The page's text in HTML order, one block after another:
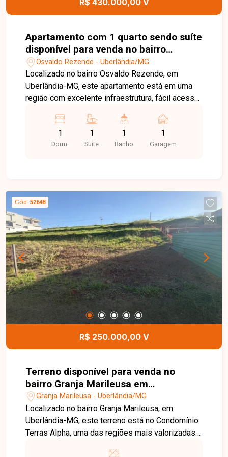
visita e venha conhecer todos os detalhes deste
R$ 430.000,00 V
Apartamento com 1 quarto sendo suíte
disponível para venda no bairro
Osvaldo Rezende em Uberlândia-MG
Osvaldo Rezende - Uberlândia/MG
Localizado no bairro Osvaldo Rezende, em
Uberlândia-MG, este apartamento está em uma
região com excelente infraestrutura, fácil acesso
supermercados, farmácias, escolas, restaurantes
e diversos comércios e serviços, proporcionando
praticidade e qualidade de vida. O imóvel conta
ar-condicionado Split e 01 vaga de garagem. O
projeto apresenta ambientes modernos,
funcionais e bem distribuídos, oferecendo
conforto e excelente aproveitamento dos
espaços. As imagens apresentadas são do
apartamento decorado e têm caráter ilustrativo,
demonstrando o potencial de acabamento e
decoração do imóvel. Agende uma visita e venha
conhecer todos os detalhes desta excelente
oportunidade no bairro Osvaldo Rezende.
1
Dorm.
1
Suite
1
Banho
1
Garagem
Cód. 52648
R$ 250.000,00 V
Terreno disponível para venda no
bairro Granja Marileusa em
Uberlândia-MG
Granja Marileusa - Uberlândia/MG
Localizado no bairro Granja Marileusa, em
Uberlândia-MG, este terreno está no Condomínio
Terras Alpha, uma das regiões mais valorizadas